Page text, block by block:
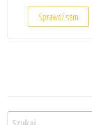
Sprawdź sam
Szukaj: